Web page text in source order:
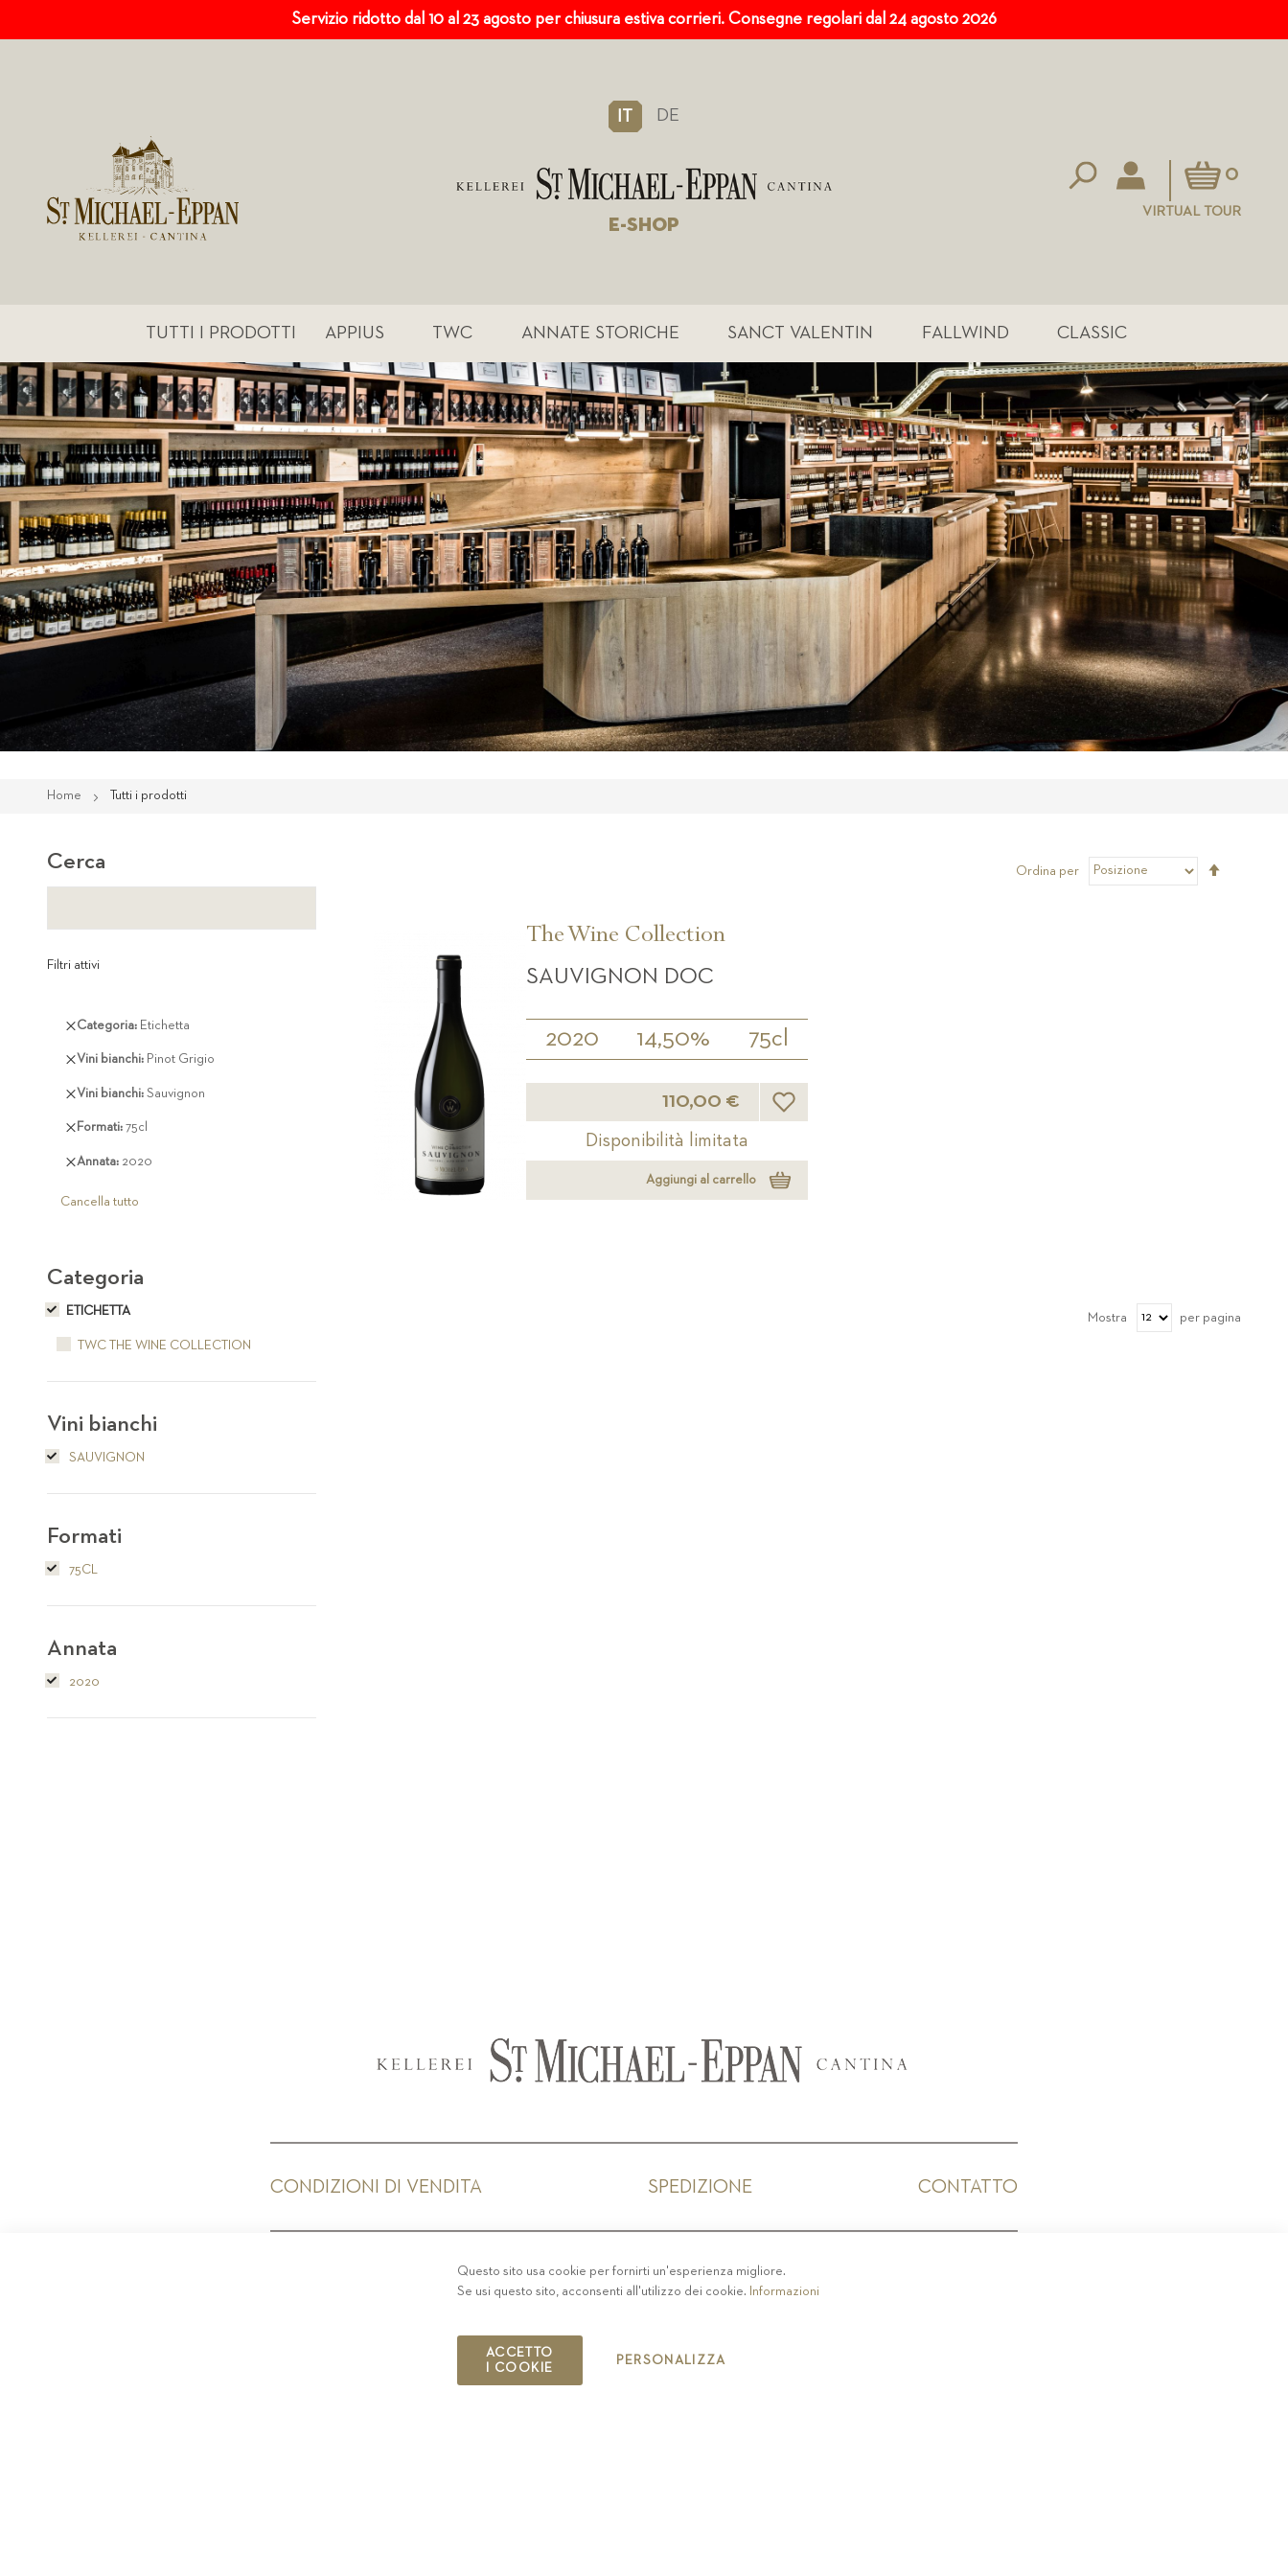
Servizio ridotto dal 10 al 23 agosto per chiusura estiva corrieri. Consegne regolari dal 24 agosto 2026
IT DE
E-SHOP
Carrello0
VIRTUAL TOUR
TUTTI I PRODOTTI APPIUS TWC ANNATE STORICHE SANCT VALENTIN FALLWIND CLASSIC
Home Tutti i prodotti
Ordina per
The Wine Collection
SAUVIGNON DOC
2020 14,50% 75cl
110,00 €
Disponibilità limitata
Aggiungi al carrello
Mostra per pagina
Cerca
Filtri attivi
Categoria Etichetta
Rimuovi
articolo
Vini bianchi Pinot Grigio
Rimuovi
articolo
Vini bianchi Sauvignon
Rimuovi
articolo
Formati 75cl
Rimuovi
articolo
Annata 2020
Rimuovi
articolo
Cancella tutto
Categoria
ETICHETTA
TWC THE WINE COLLECTION
Vini bianchi
SAUVIGNON
Formati
75CL
Annata
2020
CONDIZIONI DI VENDITA SPEDIZIONE CONTATTO
PRIVACY -COLOPHON -COOKIE POLICY-CODICE ETICO
COPYRIGHT 2019 ST.MICHAEL - EPPAN
Questo sito usa cookie per fornirti un'esperienza migliore.
Se usi questo sito, acconsenti all'utilizzo dei cookie. Informazioni
ACCETTO
I COOKIE
PERSONALIZZA